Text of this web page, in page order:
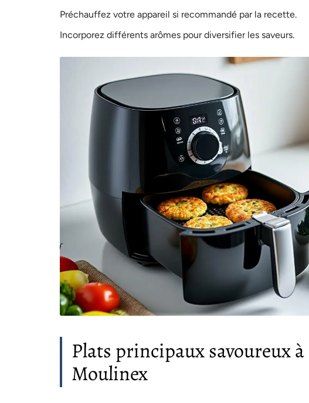
Préchauffez votre appareil si recommandé par la recette.
Incorporez différents arômes pour diversifier les saveurs.
Plats principaux savoureux à
Moulinex